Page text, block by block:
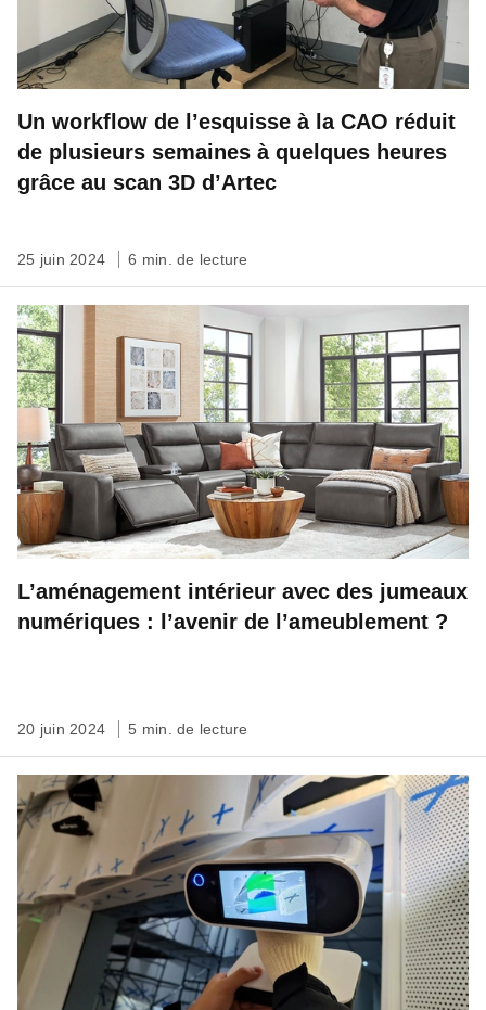
Un workflow de l’esquisse à la CAO réduit
de plusieurs semaines à quelques heures
grâce au scan 3D d’Artec
25 juin 2024 6 min. de lecture
L’aménagement intérieur avec des jumeaux
numériques : l’avenir de l’ameublement ?
20 juin 2024 5 min. de lecture